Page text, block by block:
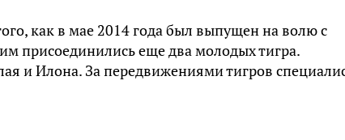
как в мае 2014 года был выпущен на волю с
присоединились еще два молодых тигра.
и Илона. За передвижениями тигров